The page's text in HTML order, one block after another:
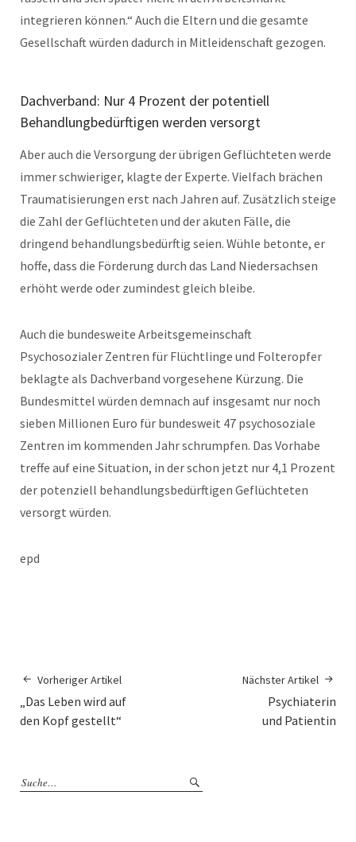
integrieren können.“ Auch die Eltern und die gesamte
Gesellschaft würden dadurch in Mitleidenschaft gezogen.
Dachverband: Nur 4 Prozent der potentiell
Behandlungbedürftigen werden versorgt
Aber auch die Versorgung der übrigen Geflüchteten werde
immer schwieriger, klagte der Experte. Vielfach brächen
Traumatisierungen erst nach Jahren auf. Zusätzlich steige
die Zahl der Geflüchteten und der akuten Fälle, die
dringend behandlungsbedürftig seien. Wühle betonte, er
hoffe, dass die Förderung durch das Land Niedersachsen
erhöht werde oder zumindest gleich bleibe.
Auch die bundesweite Arbeitsgemeinschaft
Psychosozialer Zentren für Flüchtlinge und Folteropfer
beklagte als Dachverband vorgesehene Kürzung. Die
Bundesmittel würden demnach auf insgesamt nur noch
sieben Millionen Euro für bundesweit 47 psychosoziale
Zentren im kommenden Jahr schrumpfen. Das Vorhabe
treffe auf eine Situation, in der schon jetzt nur 4,1 Prozent
der potenziell behandlungsbedürftigen Geflüchteten
versorgt würden.
epd
Vorheriger Artikel
„Das Leben wird auf
den Kopf gestellt“
Nächster Artikel
Psychiaterin
und Patientin